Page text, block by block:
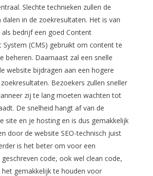
Slechte technieken zullen de
in de zoekresultaten. Het is van
bedrijf een goed Content
System (CMS) gebruikt om content te
beheren. Daarnaast zal een snelle
website bijdragen aan een hogere
Bezoekers zullen sneller
zij te lang moeten wachten tot
De snelheid hangt af van de
site en je hosting en is dus gemakkelijk
door de website SEO-technisch juist
is het beter om voor een
code, ook wel clean code,
gemakkelijk te houden voor